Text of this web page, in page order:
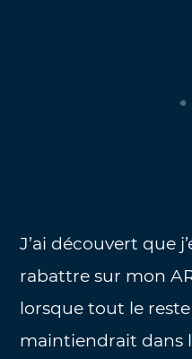
J’ai découvert que
rabattre sur mon
lorsque tout le
maintiendrait dans